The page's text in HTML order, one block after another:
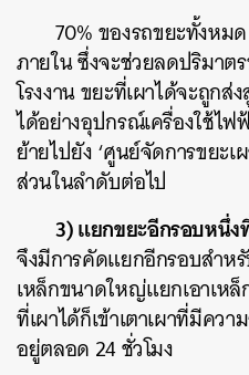
70% ของรถขยะทั้งหม
ภายใน ซึ่งจะช่วยลดปริมา
โรงงาน ขยะที่เผาได้จะถูกส่
ได้อย่างอุปกรณ์เครื่องใช้ไฟ
ย้ายไปยัง ‘ศูนย์จัดการขยะ
ส่วนในลำดับต่อไป
3) แยกขยะอีกรอบหนึ่ง
จึงมีการคัดแยกอีกรอบสำห
เหล็กขนาดใหญ่แยกเอาเห
ที่เผาได้ก็เข้าเตาเผาที่มีคว
อยู่ตลอด 24 ชั่วโมง